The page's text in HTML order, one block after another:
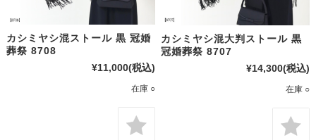
カシミヤシ混ストール 黒 冠婚
葬祭 8708
¥11,000(税込)
在庫 ○
カシミヤシ混大判ストール 黒
冠婚葬祭 8707
¥14,300(税込)
在庫 ○